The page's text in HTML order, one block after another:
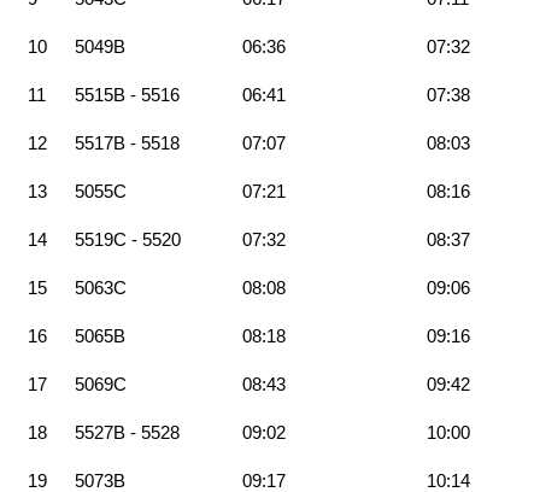
10 5049B 06:36 07:32
11 5515B - 5516 06:41 07:38
12 5517B - 5518 07:07 08:03
13 5055C 07:21 08:16
14 5519C - 5520 07:32 08:37
15 5063C 08:08 09:06
16 5065B 08:18 09:16
17 5069C 08:43 09:42
18 5527B - 5528 09:02 10:00
19 5073B 09:17 10:14